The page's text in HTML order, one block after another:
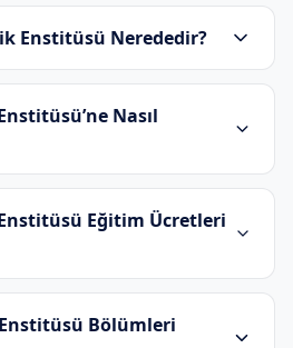
Enstitüsü Nerededir?
Nasıl
Eğitim Ücretleri
Bölümleri